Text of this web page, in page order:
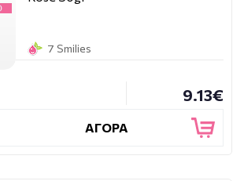
7 Smilies
9.13€
ΑΓΟΡΑ